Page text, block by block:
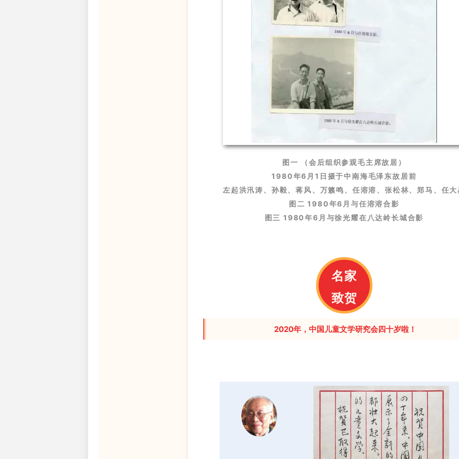
图一 （会后组织参观毛主席故居）
1980年6月1日摄于中南海毛泽东故居前
左起洪汛涛、孙毅、蒋风、万籁鸣、任溶溶、张松林、郑马、任
图二 1980年6月与任溶溶合影
图三 1980年6月与徐光耀在八达岭长城合影
名家
致贺
2020年，中国儿童文学研究会四十岁啦！